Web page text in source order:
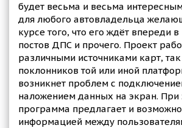
будет весьма и весьма
для любого автовладельца
курсе того, что его ждёт впереди
постов ДПС и прочего. Проект
различными источниками карт, так
поклонников той или иной
возникнет проблем с
наложением данных на экран. При
программа предлагает и
информацией между